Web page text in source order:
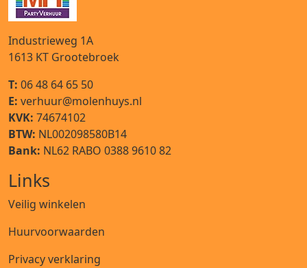
Industrieweg 1A
1613 KT Grootebroek
T: 06 48 64 65 50
E: verhuur@molenhuys.nl
KVK: 74674102
BTW: NL002098580B14
Bank: NL62 RABO 0388 9610 82
Links
Veilig winkelen
Huurvoorwaarden
Privacy verklaring